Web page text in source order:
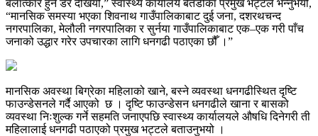
बलात्कार हुने डर देखियो,” स्वास्थ्य कार्यालय बैतडीका प्रमुख भट्टले भन्नुभयो,
“मानसिक समस्या भएका शिवनाथ गाउँपालिकाबाट दुई जना, दशरथचन्द
नगरपालिका, मेलौली नगरपालिका र सुर्नया गाउँपालिकाबाट एक–एक गरी पाँच
जनाको उद्धार गरेर उपचारका लागि धनगढी पठाएका छौँ ।”
मानसिक अवस्था बिग्रेका महिलाको खाने, बस्ने व्यवस्था धनगढीस्थित दृष्टि
फाउन्डेसनले गर्दै आएको छ । दृष्टि फाउन्डेसन धनगढीले खाना र बासको
व्यवस्था निःशुल्क गर्ने सहमति जनाएपछि स्वास्थ्य कार्यालयले औषधि दिनेगरी ती
महिलालाई धनगढी पठाएको प्रमुख भट्टले बताउनुभयो ।